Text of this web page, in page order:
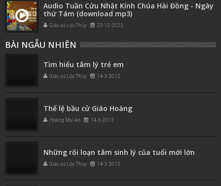
Audio Tuần Cửu Nhật Kính Chúa Hài Đồng - Ngày
thứ Tám (download mp3)
Giáo xứ Lộc Thủy 23-12-2022
BÀI NGẪU NHIÊN
Tìm hiểu tâm lý trẻ em
Giáo xứ Lộc Thủy 14-3-2012
Thể lệ bầu cử Giáo Hoàng
Hoàng Mai An 14-3-2012
Những rối loạn tâm sinh lý của tuổi mới lớn
Giáo xứ Lộc Thủy 14-3-2012